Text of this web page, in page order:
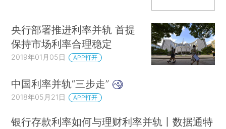
央行部署推进利率并轨 首提
保持市场利率合理稳定
2019年01月05日 APP打开
中国利率并轨“三步走”
2018年05月21日 APP打开
银行存款利率如何与理财利率并轨丨数据通特